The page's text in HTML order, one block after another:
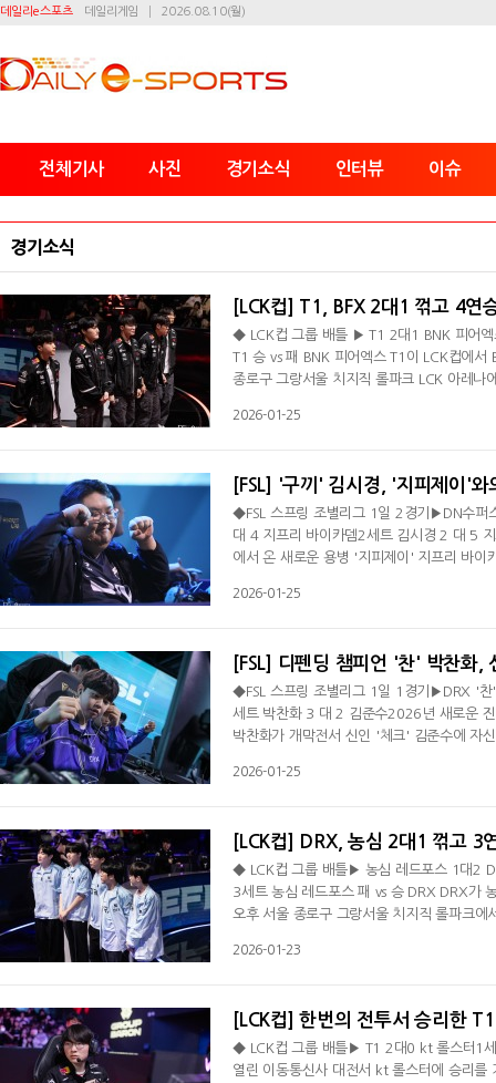
데일리e스포츠 데일리게임 2026.08.10(월)
전체기사 사진 경기소식 인터뷰 이슈
경기소식
[LCK컵] T1, BFX 2대1 꺾고 4연
◆ LCK컵 그룹 배틀 ▶ T1 2대1 BNK 피어엑
T1 승 vs 패 BNK 피어엑스 T1이 LCK컵에
종로구 그랑서울 치지직 롤파크 LCK 아레나
했다. BFX와 1세트 중반까지 난전을 펼친
2026-01-25
[FSL] '구끼' 김시경, '지피제이'
◆FSL 스프링 조별리그 1일 2경기▶DN수퍼
대 4 지프리 바이카뎀2세트 김시경 2 대 5
에서 온 새로운 용병 '지피제이' 지프리 바이
'구끼' 김시경가 젠시티의 '지피제이' 지프리
2026-01-25
[FSL] 디펜딩 챔피언 '찬' 박찬화,
◆FSL 스프링 조별리그 1일 1경기▶DRX '
세트 박찬화 3 대 2 김준수2026년 새로운
박찬화가 개막전서 신인 '체크' 김준수에 자
화가 디플러스 기아 '체크' 김준수에 세트
2026-01-25
[LCK컵] DRX, 농심 2대1 꺾고 3
◆ LCK컵 그룹 배틀▶ 농심 레드포스 1대2
3세트 농심 레드포스 패 vs 승 DRX DRX가
오후 서울 종로구 그랑서울 치지직 롤파크
'스카웃' 이예찬의 탈리야가 '리치' 이재원의
2026-01-23
[LCK컵] 한번의 전투서 승리한
◆ LCK컵 그룹 배틀▶ T1 2대0 kt 롤스터1
열린 이동통신사 대전서 kt 롤스터에 승리